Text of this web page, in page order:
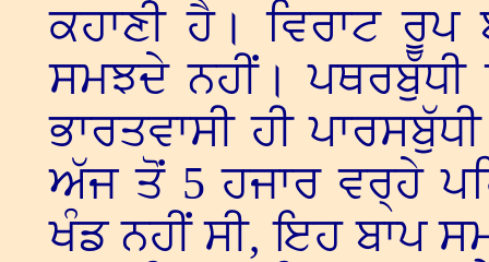
ਕਹਾਣੀ ਹੈ। ਵਿਰਾਟ
ਸਮਝਦੇ ਨਹੀਂ। ਪਥਰਬੁੱਧੀ
ਭਾਰਤਵਾਸੀ ਹੀ
ਅੱਜ ਤੋਂ 5 ਹਜਾਰ ਵਰ੍ਹੇ
ਖੰਡ ਨਹੀਂ ਸੀ, ਇਹ ਬਾਪ